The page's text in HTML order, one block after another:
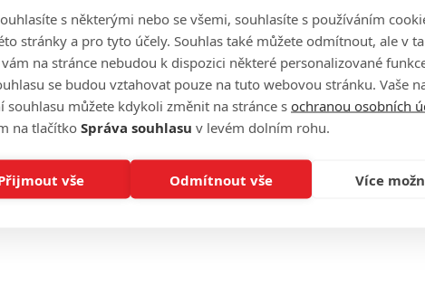
přes zeď. Má se tak odfiltrovat povrchní atraktivita a
sedí na osobnostní úrovni. Pokud si i bez očního
je produkce na dovolenou, kde mohou zjišťovat, zda
v samotném závěru spolu soutěžící pod dohlede
Tedy při chození do práce, za setkávání s rodinou a
ukáže, zda se páry v rámci show rovnou také sezdají.
Podklady a foto: Netflix
s některými nebo se všemi, souhlasíte s používáním
stránky a pro tyto účely. Souhlas také můžete odmítnout, ale v
na stránce nebudou k dispozici některé personalizované
se budou vztahovat pouze na tuto webovou stránku. Vaše
souhlasu můžete kdykoli změnit na stránce s ochranou osobních
na tlačítko Správa souhlasu v levém dolním rohu.
vše Odmítnout vše Více